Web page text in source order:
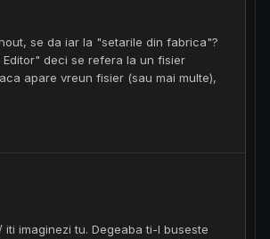
se da iar la "setarile din fabrica"?
deci se refera la un fisier
apare vreun fisier (sau mai multe),
imaginezi tu. Degeaba ti-l buseste